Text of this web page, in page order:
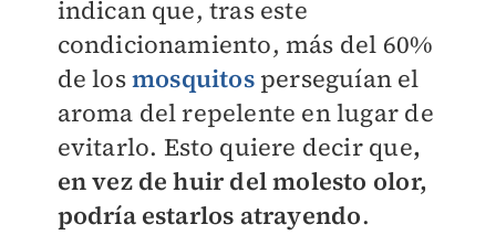
indican que, tras este
condicionamiento, más del 60%
de losmosquitosperseguían el
aroma del repelente en lugar de
evitarlo. Esto quiere decir que,
en vez de huir del molesto olor,
podría estarlos atrayendo.